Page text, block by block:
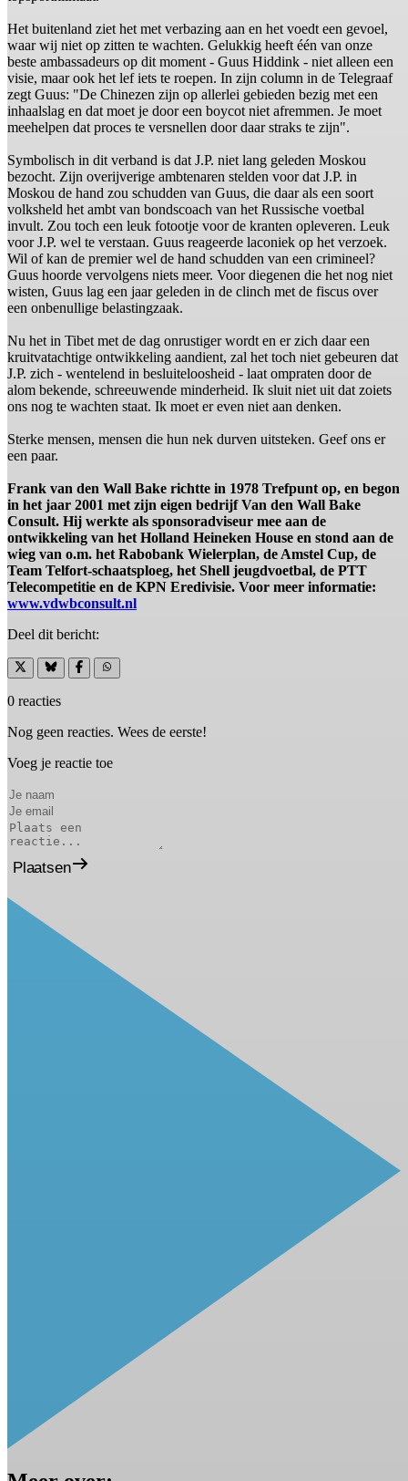
Het buitenland ziet het met verbazing aan en het voedt een gevoel,
waar wij niet op zitten te wachten. Gelukkig heeft één van onze
beste ambassadeurs op dit moment - Guus Hiddink - niet alleen een
visie, maar ook het lef iets te roepen. In zijn column in de Telegraaf
zegt Guus: "De Chinezen zijn op allerlei gebieden bezig met een
inhaalslag en dat moet je door een boycot niet afremmen. Je moet
meehelpen dat proces te versnellen door daar straks te zijn".
Symbolisch in dit verband is dat J.P. niet lang geleden Moskou
bezocht. Zijn overijverige ambtenaren stelden voor dat J.P. in
Moskou de hand zou schudden van Guus, die daar als een soort
volksheld het ambt van bondscoach van het Russische voetbal
invult. Zou toch een leuk fotootje voor de kranten opleveren. Leuk
voor J.P. wel te verstaan. Guus reageerde laconiek op het verzoek.
Wil of kan de premier wel de hand schudden van een crimineel?
Guus hoorde vervolgens niets meer. Voor diegenen die het nog niet
wisten, Guus lag een jaar geleden in de clinch met de fiscus over
een onbenullige belastingzaak.
Nu het in Tibet met de dag onrustiger wordt en er zich daar een
kruitvatachtige ontwikkeling aandient, zal het toch niet gebeuren dat
J.P. zich - wentelend in besluiteloosheid - laat ompraten door de
alom bekende, schreeuwende minderheid. Ik sluit niet uit dat zoiets
ons nog te wachten staat. Ik moet er even niet aan denken.
Sterke mensen, mensen die hun nek durven uitsteken. Geef ons er
een paar.
Frank van den Wall Bake richtte in 1978 Trefpunt op, en begon
in het jaar 2001 met zijn eigen bedrijf Van den Wall Bake
Consult. Hij werkte als sponsoradviseur mee aan de
ontwikkeling van het Holland Heineken House en stond aan de
wieg van o.m. het Rabobank Wielerplan, de Amstel Cup, de
Team Telfort-schaatsploeg, het Shell jeugdvoetbal, de PTT
Telecompetitie en de KPN Eredivisie. Voor meer informatie:
www.vdwbconsult.nl
Deel dit bericht:
0 reacties
Nog geen reacties. Wees de eerste!
Voeg je reactie toe
Plaatsen